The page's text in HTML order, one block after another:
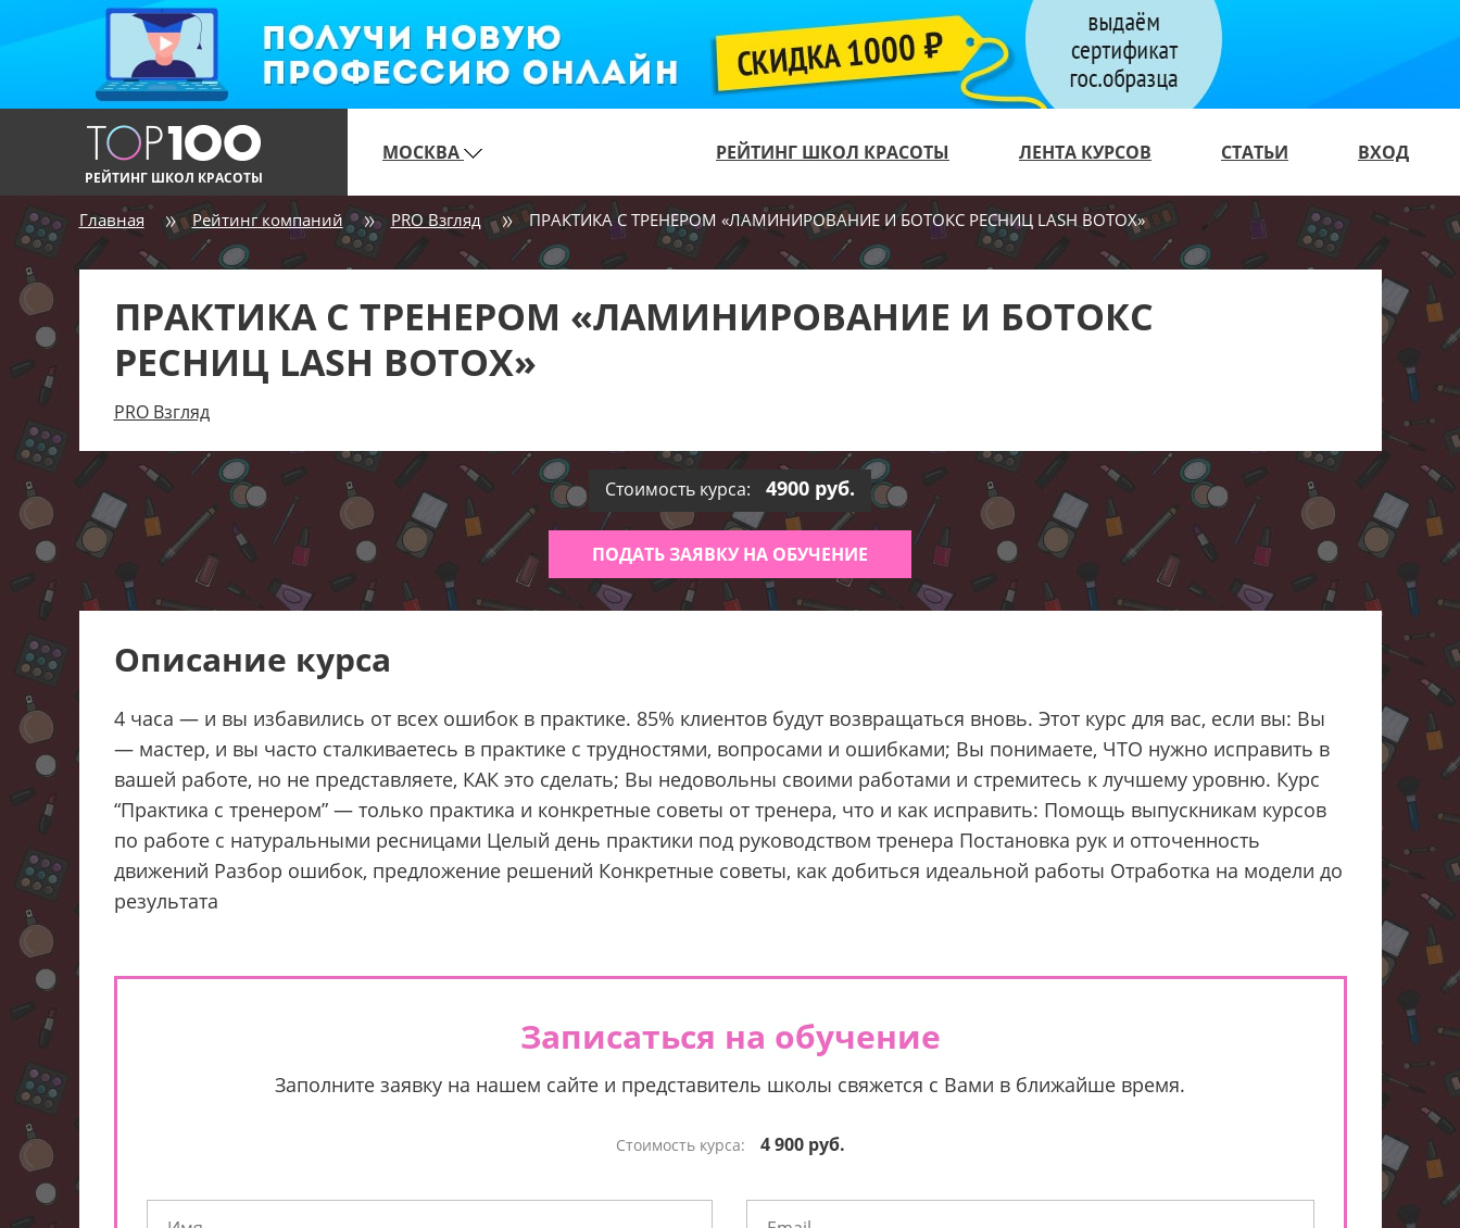
РЕЙТИНГ ШКОЛ КРАСОТЫ
МОСКВА РЕЙТИНГ ШКОЛ КРАСОТЫ ЛЕНТА КУРСОВ СТАТЬИ ВХОД
Главная Рейтинг компаний PRO Взгляд ПРАКТИКА С ТРЕНЕРОМ «ЛАМИНИРОВАНИЕ И БОТОКС РЕСНИЦ LASH BOTOX»
ПРАКТИКА С ТРЕНЕРОМ «ЛАМИНИРОВАНИЕ И БОТОКС
РЕСНИЦ LASH BOTOX»
PRO Взгляд
Стоимость курса: 4900 руб.
ПОДАТЬ ЗАЯВКУ НА ОБУЧЕНИЕ
Описание курса
4 часа — и вы избавились от всех ошибок в практике. 85% клиентов будут возвращаться вновь. Этот курс для вас, если вы: Вы
— мастер, и вы часто сталкиваетесь в практике с трудностями, вопросами и ошибками; Вы понимаете, ЧТО нужно исправить в
вашей работе, но не представляете, КАК это сделать; Вы недовольны своими работами и стремитесь к лучшему уровню. Курс
“Практика с тренером” — только практика и конкретные советы от тренера, что и как исправить: Помощь выпускникам курсов
по работе с натуральными ресницами Целый день практики под руководством тренера Постановка рук и отточенность
движений Разбор ошибок, предложение решений Конкретные советы, как добиться идеальной работы Отработка на модели до
результата
Записаться на обучение
Заполните заявку на нашем сайте и представитель школы свяжется с Вами в ближайше время.
Стоимость курса: 4 900 руб.